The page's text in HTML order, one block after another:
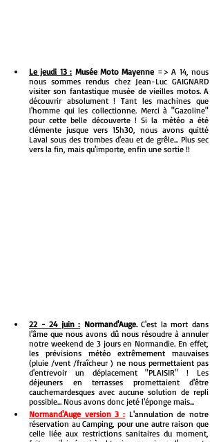
Le jeudi 13 : Musée Moto Mayenne => A 14, nous
nous sommes rendus chez Jean-Luc GAIGNARD
visiter son fantastique musée de vieilles motos. A
découvrir absolument ! Tant les machines que
l'homme qui les collectionne. Merci à "Gazoline"
pour cette belle découverte ! Si la météo a été
clémente jusque vers 15h30, nous avons quitté
Laval sous des trombes d'eau et de grêle... Plus sec
vers la fin, mais qu'importe, enfin une sortie !!
22 - 24 juin : Normand'Auge. C'est la mort dans
l'âme que nous avons dû nous résoudre à annuler
notre weekend de 3 jours en Normandie. En effet,
les prévisions météo extrêmement mauvaises
(pluie /vent /fraîcheur ) ne nous permettaient pas
d'entrevoir un déplacement "PLAISIR" ! Les
déjeuners en terrasses promettaient d'être
cauchemardesques avec aucune solution de repli
possible... Nous avons donc jeté l'éponge mais...
Normand'Auge version 3 : L'annulation de notre
réservation au Camping, pour une autre raison que
celle liée aux restrictions sanitaires du moment,